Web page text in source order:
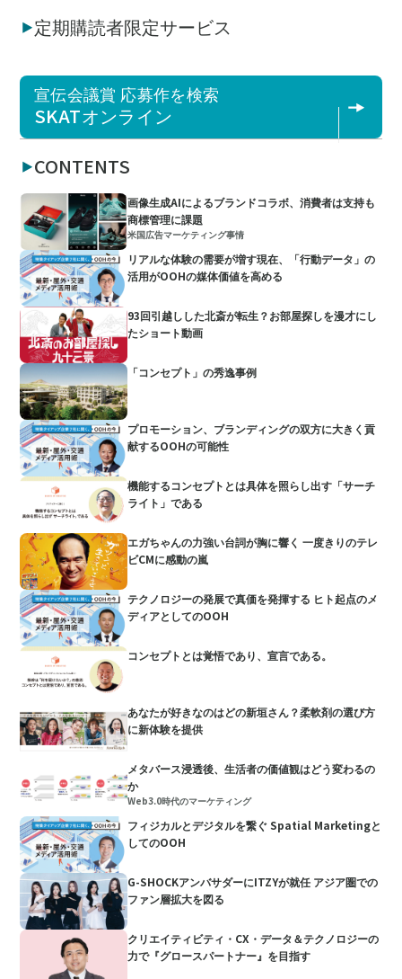
定期購読者限定サービス
宣伝会議賞 応募作を検索
SKATオンライン
CONTENTS
画像生成AIによるブランドコラボ、消費者は支持も
商標管理に課題
米国広告マーケティング事情
リアルな体験の需要が増す現在、「行動データ」の
活用がOOHの媒体価値を高める
93回引越しした北斎が転生？お部屋探しを漫才にし
たショート動画
「コンセプト」の秀逸事例
プロモーション、ブランディングの双方に大きく貢
献するOOHの可能性
機能するコンセプトとは具体を照らし出す「サーチ
ライト」である
エガちゃんの力強い台詞が胸に響く 一度きりのテレ
ビCMに感動の嵐
テクノロジーの発展で真価を発揮する ヒト起点のメ
ディアとしてのOOH
コンセプトとは覚悟であり、宣言である。
あなたが好きなのはどの新垣さん？柔軟剤の選び方
に新体験を提供
メタバース浸透後、生活者の価値観はどう変わるの
か
Web3.0時代のマーケティング
フィジカルとデジタルを繋ぐ Spatial Marketingと
してのOOH
G-SHOCKアンバサダーにITZYが就任 アジア圏での
ファン層拡大を図る
クリエイティビティ・CX・データ＆テクノロジーの
力で『グロースパートナー』を目指す